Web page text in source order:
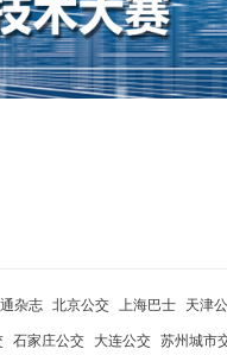
杂志 北京公交 上海巴士 天津
石家庄公交 大连公交 苏州城市